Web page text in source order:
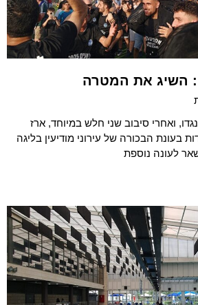
השיג את המטרה
ואחרי סיבוב שני חלש במיוחד, ארז
בעונת הבכורה של עירוני מודיעין בליגה
לעונה נוספת